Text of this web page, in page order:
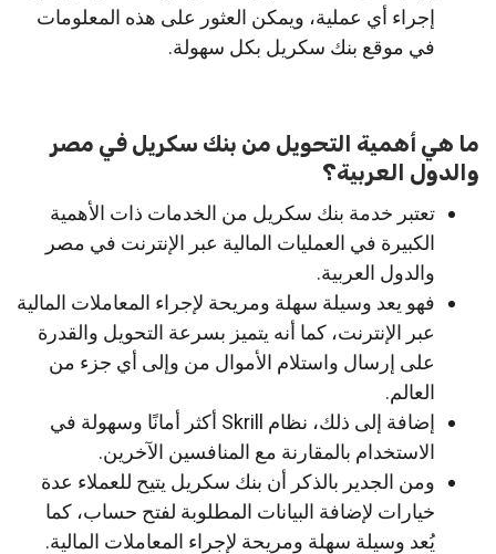
إجراء أي عملية، ويمكن العثور على هذه المعلومات
في موقع بنك سكريل بكل سهولة.
ما هي أهمية التحويل من بنك سكريل في مصر
والدول العربية؟
تعتبر خدمة بنك سكريل من الخدمات ذات الأهمية
الكبيرة في العمليات المالية عبر الإنترنت في مصر
والدول العربية.
فهو يعد وسيلة سهلة ومريحة لإجراء المعاملات المالية
عبر الإنترنت، كما أنه يتميز بسرعة التحويل والقدرة
على إرسال واستلام الأموال من وإلى أي جزء من
العالم.
إضافة إلى ذلك، نظام Skrill أكثر أمانًا وسهولة في
الاستخدام بالمقارنة مع المنافسين الآخرين.
ومن الجدير بالذكر أن بنك سكريل يتيح للعملاء عدة
خيارات لإضافة البيانات المطلوبة لفتح حساب، كما
يُعد وسيلة سهلة ومريحة لإجراء المعاملات المالية.